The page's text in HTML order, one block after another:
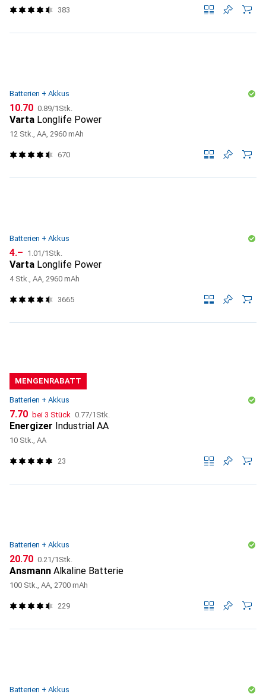
383
Batterien + Akkus
CHF
10.70 CHF
0.89/1Stk.
Varta Longlife Power
12 Stk., AA, 2960 mAh
670
Batterien + Akkus
CHF
4.– CHF
1.01/1Stk.
Varta Longlife Power
4 Stk., AA, 2960 mAh
3665
MENGENRABATT
Batterien + Akkus
CHF
7.70 bei 3 Stück CHF
0.77/1Stk.
Energizer Industrial AA
10 Stk., AA
23
Batterien + Akkus
CHF
20.70 CHF
0.21/1Stk.
Ansmann Alkaline Batterie
100 Stk., AA, 2700 mAh
229
Batterien + Akkus